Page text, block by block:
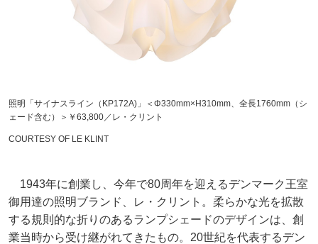
照明「サイナスライン（KP172A)」＜Φ330mm×H310mm、全長1760mm（シ
ェード含む）＞￥63,800／レ・クリント
COURTESY OF LE KLINT
1943年に創業し、今年で80周年を迎えるデンマーク王室
御用達の照明ブランド、レ・クリント。柔らかな光を拡散
する規則的な折りのあるランプシェードのデザインは、創
業当時から受け継がれてきたもの。20世紀を代表するデン